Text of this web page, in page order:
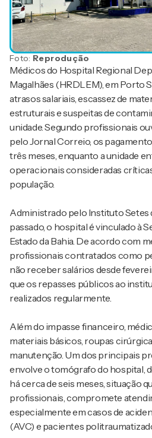
Foto: Reprodução
Médicos do Hospital Regional
Magalhães (HRDLEM), em Porto
atrasos salariais, escassez de
estruturais e suspeitas de
unidade. Segundo profissionais
pelo Jornal Correio, os
três meses, enquanto a unidade
operacionais consideradas
população.
Administrado pelo Instituto Setes
passado, o hospital é vinculado à
Estado da Bahia. De acordo com
profissionais contratados como
não receber salários desde
que os repasses públicos ao
realizados regularmente.
Além do impasse financeiro,
materiais básicos, roupas
manutenção. Um dos principais
envolve o tomógrafo do hospital,
há cerca de seis meses, situação
profissionais, compromete
especialmente em casos de
(AVC) e pacientes